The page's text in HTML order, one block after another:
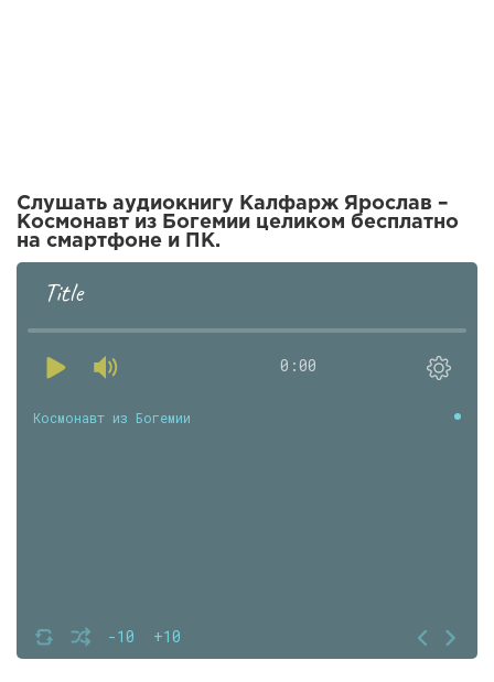
Слушать аудиокнигу Калфарж Ярослав –
Космонавт из Богемии целиком бесплатно
на смартфоне и ПК.
Title
0:00
-10 +10
Космонавт из Богемии